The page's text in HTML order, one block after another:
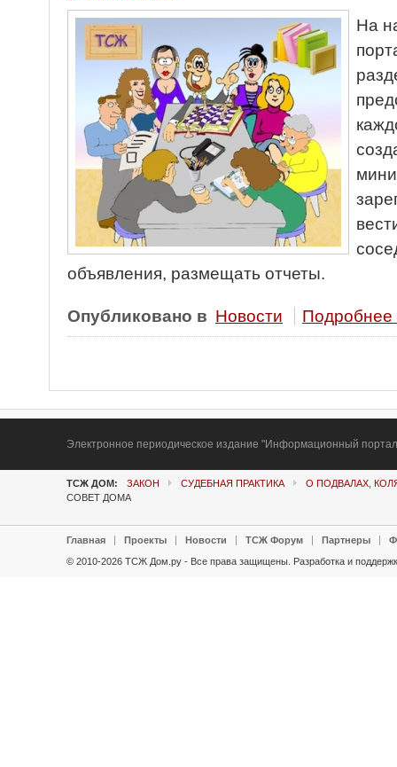
На
объявления, размещать отчеты.
Опубликовано в Новости Подробнее
Электронное периодическое издание "Информационный
ТСЖ ДОМ: ЗАКОН СУДЕБНАЯ ПРАКТИКА
О ПОДВАЛАХ,
СОВЕТ ДОМА
Главная Проекты Новости ТСЖ Форум Партнеры
© 2010-2026 ТСЖ Дом.ру - Все права защищены. Разработка и